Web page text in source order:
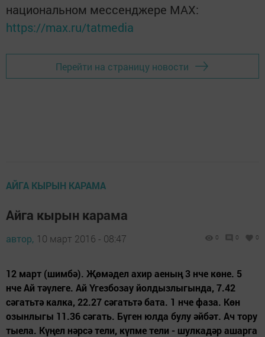
национальном мессенджере MАХ:
https://max.ru/tatmedia
Перейти на страницу новости
АЙГА КЫРЫН КАРАМА
Айга кырын карама
автор, 10 март 2016 - 08:47 0 0 0
12 март (шимбә). Җөмәдел ахир аеның 3 нче көне. 5
нче Ай тәүлеге. Ай Үгезбозау йолдызлыгында, 7.42
сәгатьтә калка, 22.27 сәгатьтә бата. 1 нче фаза. Көн
озынлыгы 11.36 сәгать. Бүген юлда булу әйбәт. Ач тору
тыела. Күңел нәрсә тели, күпме тели - шулкадәр ашарга